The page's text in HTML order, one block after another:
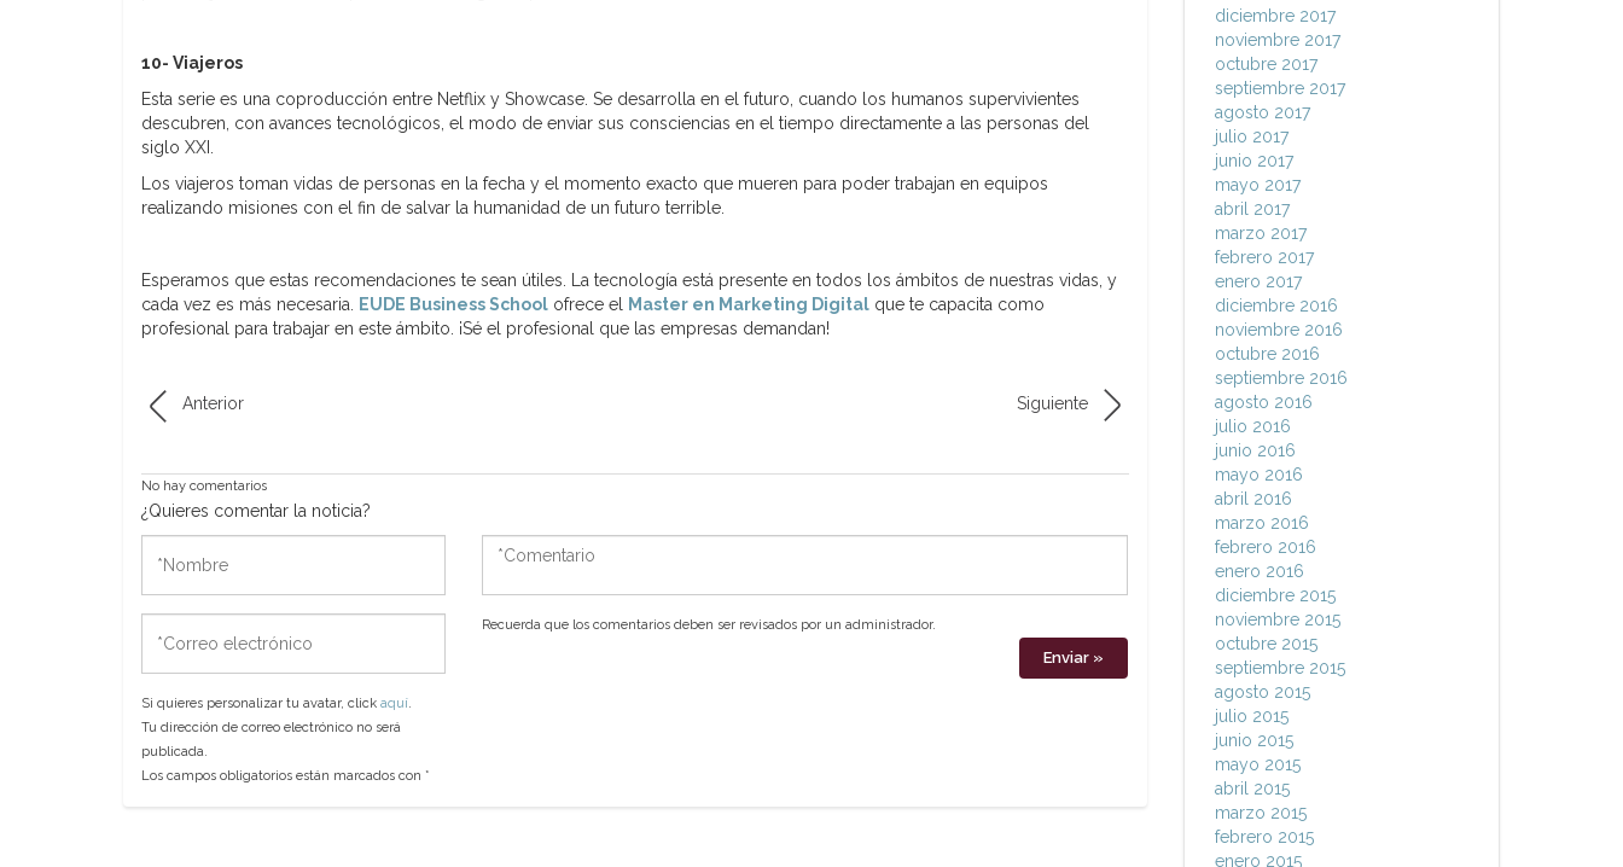
10- Viajeros
Esta serie es una coproducción entre Netflix y Showcase. Se desarrolla en el futuro, cuando los humanos supervivientes
descubren, con avances tecnológicos, el modo de enviar sus consciencias en el tiempo directamente a las personas del
siglo XXI.
Los viajeros toman vidas de personas en la fecha y el momento exacto que mueren para poder trabajan en equipos
realizando misiones con el fin de salvar la humanidad de un futuro terrible.
Esperamos que estas recomendaciones te sean útiles. La tecnología está presente en todos los ámbitos de nuestras vidas, y
cada vez es más necesaria.
EUDE Business School ofrece el Master en Marketing Digital que te capacita como
profesional para trabajar en este ámbito. ¡Sé el profesional que las empresas demandan!
Anterior Siguiente
No hay comentarios
¿Quieres comentar la noticia?
electrónico
Si quieres personalizar tu avatar, click aquí.
Tu dirección de correo electrónico no será
publicada.
Los campos obligatorios están marcados con *
*Comentario
Recuerda que los comentarios deben ser revisados por un administrador.
diciembre 2017
noviembre 2017
octubre 2017
septiembre 2017
agosto 2017
julio 2017
junio 2017
mayo 2017
abril 2017
marzo 2017
febrero 2017
enero 2017
diciembre 2016
noviembre 2016
octubre 2016
septiembre 2016
agosto 2016
julio 2016
junio 2016
mayo 2016
abril 2016
marzo 2016
febrero 2016
enero 2016
diciembre 2015
noviembre 2015
octubre 2015
septiembre 2015
agosto 2015
julio 2015
junio 2015
mayo 2015
abril 2015
marzo 2015
febrero 2015
enero 2015